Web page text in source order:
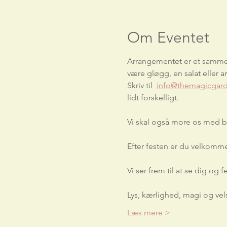
Om Eventet
Arrangementet er et
være gløgg, en salat eller
Skriv til
lidt forskelligt.
Vi skal også more os med
Efter festen er du
Vi ser frem til at se dig og
Lys, kærlighed, magi og
Læs mere >